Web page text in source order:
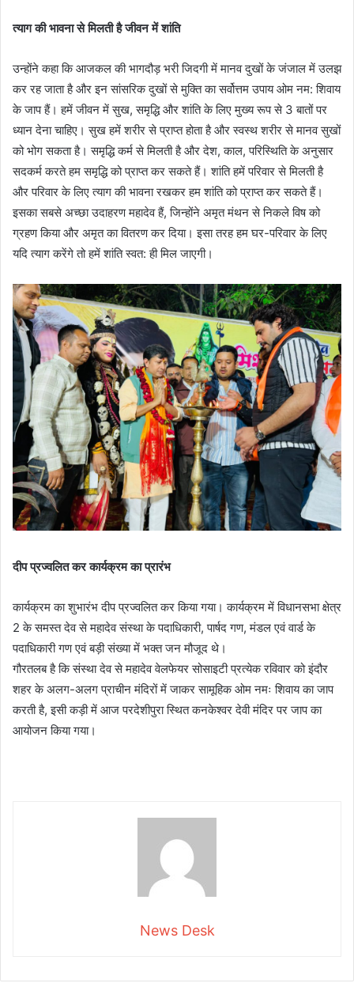
त्याग की भावना से मिलती है जीवन में शांति
उन्होंने कहा कि आजकल की भागदौड़ भरी जिदगी में मानव दुखों के जंजाल में उलझ
कर रह जाता है और इन सांसरिक दुखों से मुक्ति का सर्वोत्तम उपाय ओम नम: शिवाय
के जाप हैं। हमें जीवन में सुख, समृद्धि और शांति के लिए मुख्य रूप से 3 बातों पर
ध्यान देना चाहिए। सुख हमें शरीर से प्राप्त होता है और स्वस्थ शरीर से मानव सुखों
को भोग सकता है। समृद्धि कर्म से मिलती है और देश, काल, परिस्थिति के अनुसार
सदकर्म करते हम समृद्धि को प्राप्त कर सकते हैं। शांति हमें परिवार से मिलती है
और परिवार के लिए त्याग की भावना रखकर हम शांति को प्राप्त कर सकते हैं।
इसका सबसे अच्छा उदाहरण महादेव हैं, जिन्होंने अमृत मंथन से निकले विष को
ग्रहण किया और अमृत का वितरण कर दिया। इसा तरह हम घर-परिवार के लिए
यदि त्याग करेंगे तो हमें शांति स्वत: ही मिल जाएगी।
दीप प्रज्वलित कर कार्यक्रम का प्रारंभ
कार्यक्रम का शुभारंभ दीप प्रज्वलित कर किया गया। कार्यक्रम में विधानसभा क्षेत्र
2 के समस्त देव से महादेव संस्था के पदाधिकारी, पार्षद गण, मंडल एवं वार्ड के
पदाधिकारी गण एवं बड़ी संख्या में भक्त जन मौजूद थे।
गौरतलब है कि संस्था देव से महादेव वेलफेयर सोसाइटी प्रत्येक रविवार को इंदौर
शहर के अलग-अलग प्राचीन मंदिरों में जाकर सामूहिक ओम नमः शिवाय का जाप
करती है, इसी कड़ी में आज परदेशीपुरा स्थित कनकेश्वर देवी मंदिर पर जाप का
आयोजन किया गया।
News Desk